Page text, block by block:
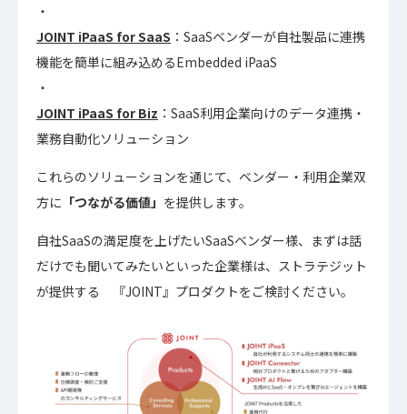
JOINT iPaaS for SaaS ：SaaSベンダーが自社製品に連携
機能を簡単に組み込めるEmbedded iPaaS
JOINT iPaaS for Biz ：SaaS利用企業向けのデータ連携・
業務自動化ソリューション
これらのソリューションを通じて、ベンダー・利用企業双
方に 「つながる価値」 を提供します。
自社SaaSの満足度を上げたいSaaSベンダー様、まずは話
だけでも聞いてみたいといった企業様は、ストラテジット
が提供する 『JOINT』プロダクトをご検討ください。